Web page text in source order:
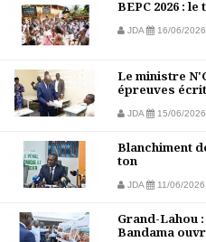
BEPC 2026 :
JDA 16/06/2026
Le ministre
épreuves
JDA 15/06/2026
Blanchiment
ton
JDA 11/06/2026
Grand-Lahou
Bandama